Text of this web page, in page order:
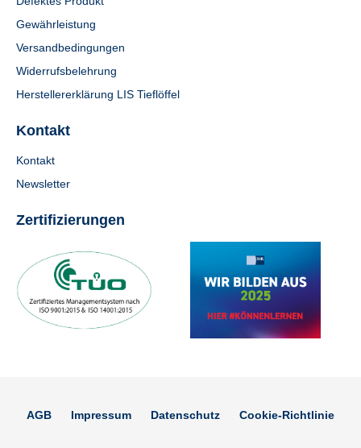
Gewährleistung
Versandbedingungen
Widerrufsbelehrung
Herstellererklärung LIS Tieflöffel
Kontakt
Kontakt
Newsletter
Zertifizierungen
AGB Impressum Datenschutz Cookie-Richtlinie